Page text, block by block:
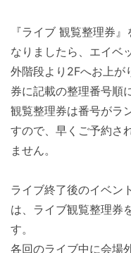
『ライブ 観覧整理券
なりましたら、エイベ
外階段より2Fへお上が
券に記載の整理番号順
観覧整理券は番号がラ
すので、早くご予約さ
ません。
ライブ終了後のイベン
は、ライブ観覧整理券
す。
各回のライブ中に会場